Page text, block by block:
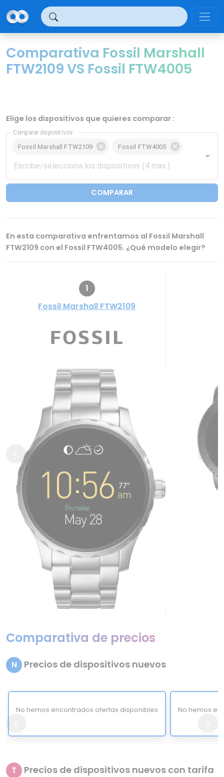
Comparativa Fossil Marshall
FTW2109 VS Fossil FTW4005
Elige los dispositivos que quieres comparar :
Comparar dispositivos
Fossil Marshall FTW2109 Fossil FTW4005
COMPARAR
En esta comparativa enfrentamos al Fossil Marshall
FTW2109 con el Fossil FTW4005. ¿Qué modelo elegir?
1
Fossil Marshall FTW2109
Comparativa de precios
N Precios de dispositivos nuevos
No hemos encontrados ofertas disponibles No hemos
T Precios de dispositivos nuevos con tarifa
Panel de gestión de cookies